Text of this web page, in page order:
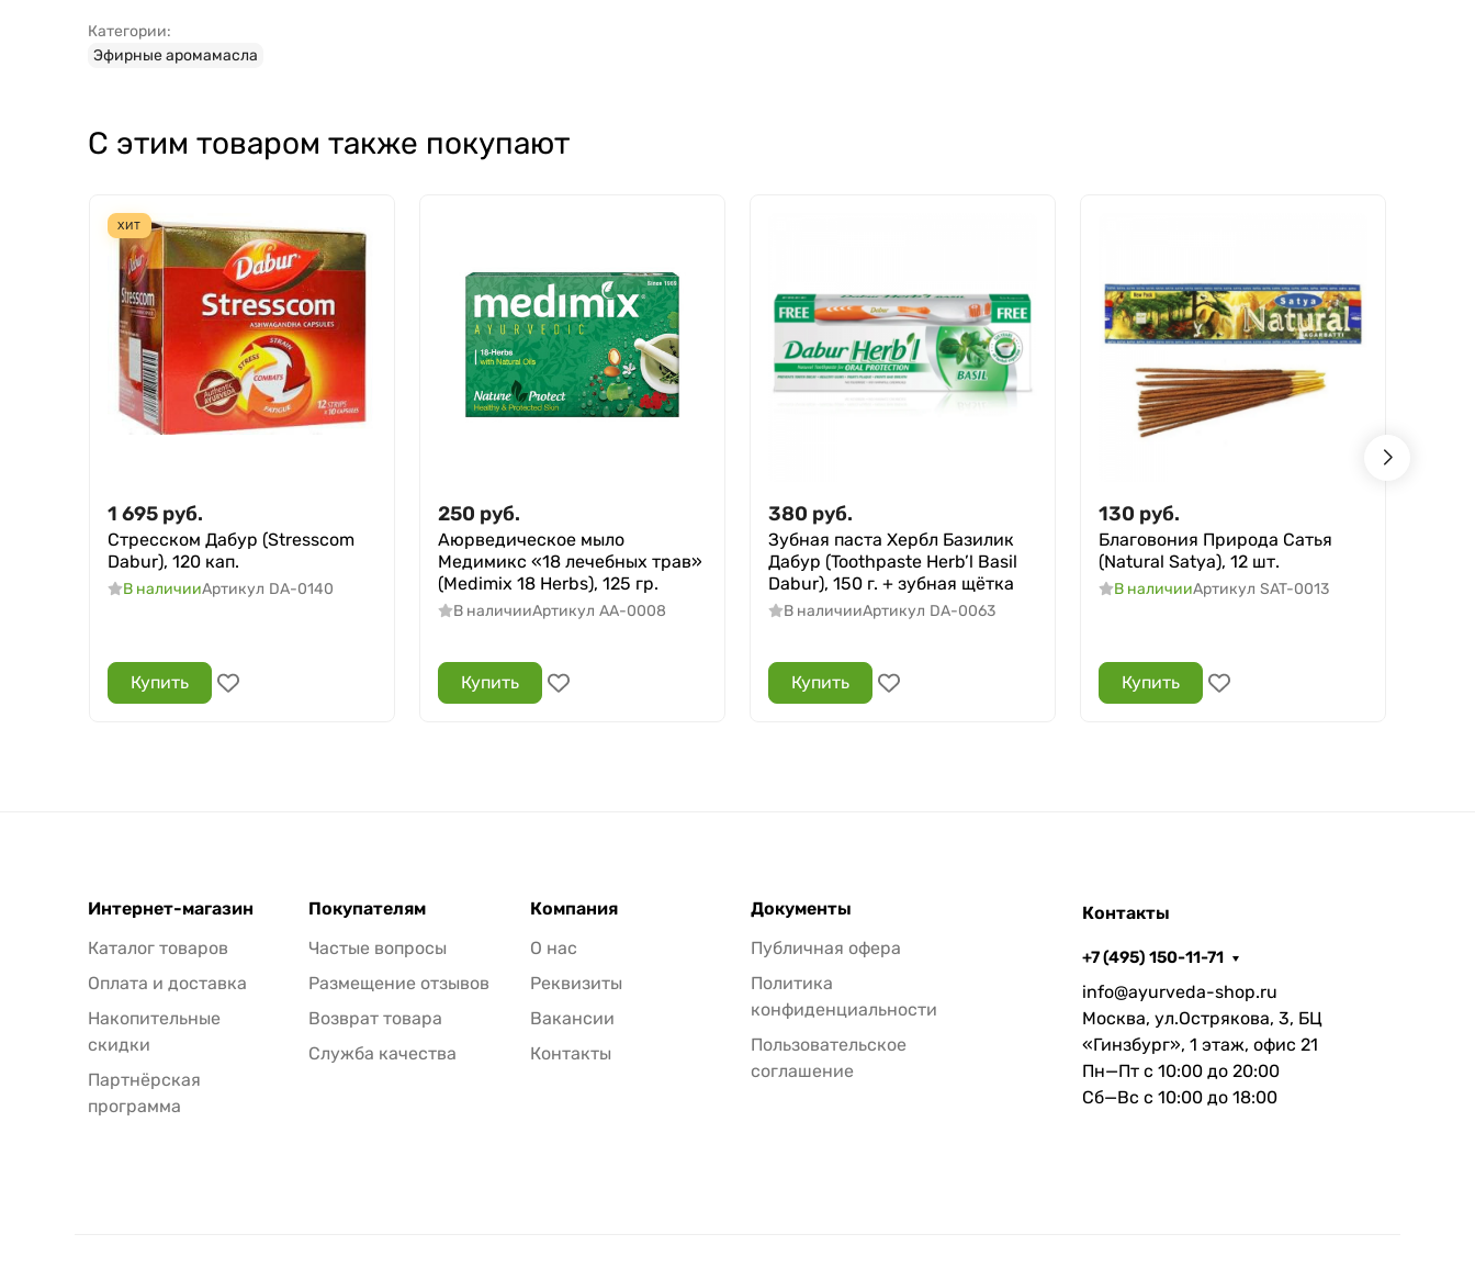
Категории:
Эфирные аромамасла
С этим товаром также покупают
ХИТ
1 695 руб.
Стресском Дабур (Stresscom
Dabur), 120 кап.
В наличииАртикул DA-0140
Купить
250 руб.
Аюрведическое мыло
Медимикс «18 лечебных трав»
(Medimix 18 Herbs), 125 гр.
В наличииАртикул AA-0008
Купить
380 руб.
Зубная паста Хербл Базилик
Дабур (Toothpaste Herb’l Basil
Dabur), 150 г. + зубная щётка
В наличииАртикул DA-0063
Купить
130 руб.
Благовония Природа Сатья
(Natural Satya), 12 шт.
В наличииАртикул SAT-0013
Купить
Интернет-магазин
Каталог товаров
Оплата и доставка
Накопительные
скидки
Партнёрская
программа
Покупателям
Частые вопросы
Размещение отзывов
Возврат товара
Служба качества
Компания
О нас
Реквизиты
Вакансии
Контакты
Документы
Публичная офера
Политика
конфиденциальности
Пользовательское
соглашение
Контакты
+7 (495) 150-11-71
info@ayurveda-shop.ru
Москва, ул.Острякова, 3, БЦ
«Гинзбург», 1 этаж, офис 21
Пн—Пт с 10:00 до 20:00
Сб—Вс с 10:00 до 18:00